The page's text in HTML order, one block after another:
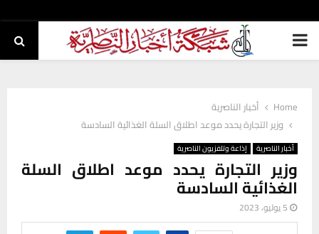
PRIMARY
Home
أخبار الناصرية
وزير التجارة يحدد موعد اطلاق السلة الغذائية السادسة
أخبار الناصرية إذاعة وتلفزيون الناصرية
وزير التجارة يحدد موعد اطلاق السلة
الغذائية السادسة
5 يوليو، 2023